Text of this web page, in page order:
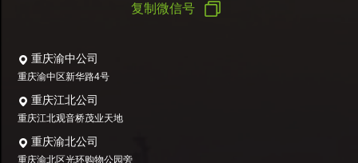
复制微信号
重庆渝中公司
重庆渝中区新华路4号
重庆江北公司
重庆江北观音桥茂业天地
重庆渝北公司
重庆渝北区光环购物公园旁